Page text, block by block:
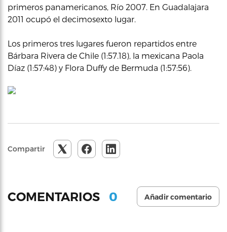
primeros panamericanos, Río 2007. En Guadalajara
2011 ocupó el decimosexto lugar.
Los primeros tres lugares fueron repartidos entre
Bárbara Rivera de Chile (1:57.18), la mexicana Paola
Díaz (1:57:48) y Flora Duffy de Bermuda (1:57:56).
Compartir
COMENTARIOS 0 Añadir comentario